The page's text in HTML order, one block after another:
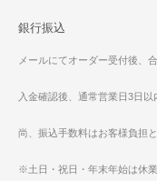
銀行振込
メールにてオーダー受付後、
入金確認後、通常営業日3日以
尚、振込手数料はお客様負担と
※土日・祝日・年末年始は休業